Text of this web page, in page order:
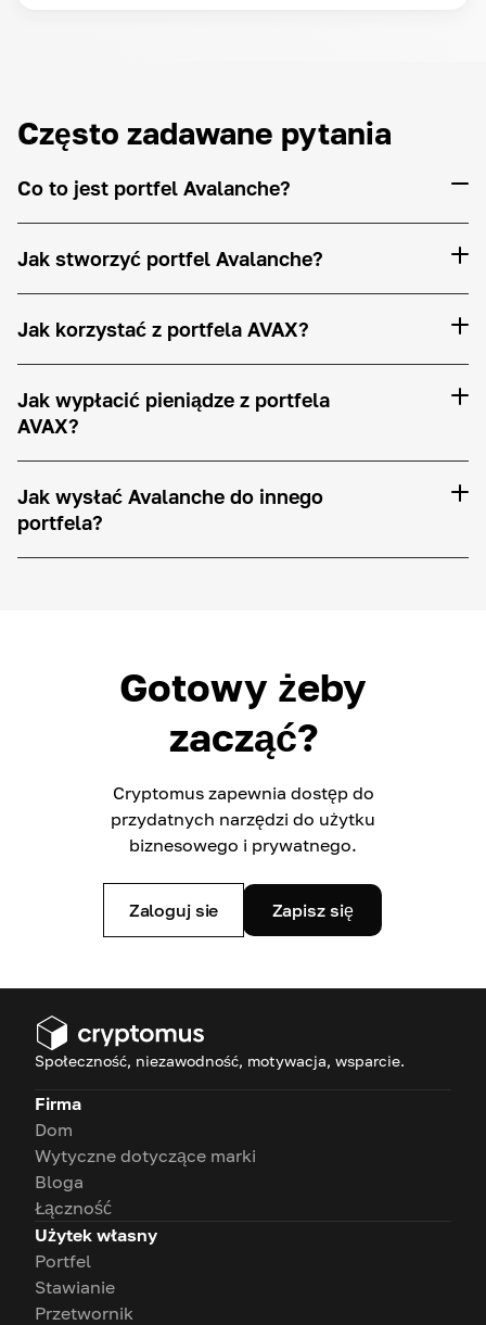
Często zadawane pytania
Co to jest portfel Avalanche?
Jak stworzyć portfel Avalanche?
Jak korzystać z portfela AVAX?
Jak wypłacić pieniądze z portfela
AVAX?
Jak wysłać Avalanche do innego
portfela?
Gotowy żeby
zacząć?
Cryptomus zapewnia dostęp do
przydatnych narzędzi do użytku
biznesowego i prywatnego.
Zaloguj sie Zapisz się
Społeczność, niezawodność, motywacja, wsparcie.
Firma
Dom
Wytyczne dotyczące marki
Bloga
Łączność
Użytek własny
Portfel
Stawianie
Przetwornik